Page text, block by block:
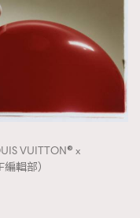
VUITTON® x
輯部）